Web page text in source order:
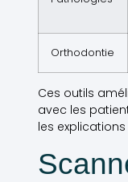
Orthodontie
Ces outils
avec les
les